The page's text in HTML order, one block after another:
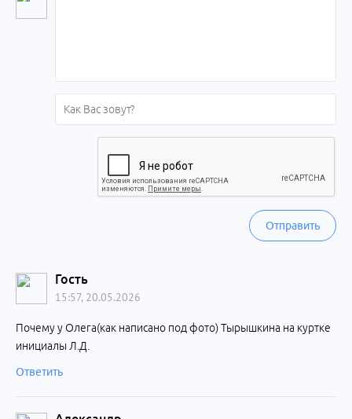
Отправить
Гость
15:57, 20.05.2026
Почему у Олега(как написано под фото) Тырышкина на куртке
инициалы Л.Д.
Ответить